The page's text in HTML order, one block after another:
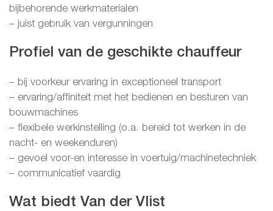
bijbehorende werkmaterialen
– juist gebruik van vergunningen
Profiel van de geschikte chauffeur
– bij voorkeur ervaring in exceptioneel transport
– ervaring/affiniteit met het bedienen en besturen van
bouwmachines
– flexibele werkinstelling (o.a. bereid tot werken in de
nacht- en weekenduren)
– gevoel voor-en interesse in voertuig/machinetechniek
– communicatief vaardig
Wat biedt Van der Vlist